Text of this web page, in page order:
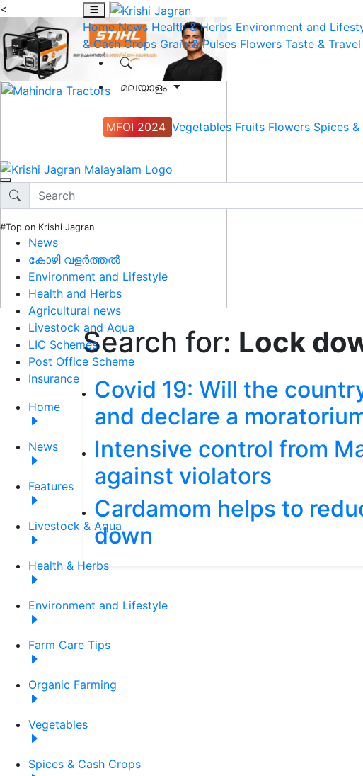
<
Home News Health & Herbs Environment and
& Cash Crops Grain & Pulses Flowers Taste & Travel
മലയാളം
MFOI 2024 Vegetables Fruits Flowers Spices
#Top on Krishi Jagran
News
കോഴി വളർത്തൽ
Environment and Lifestyle
Health and Herbs
Agricultural news
Livestock and Aqua
LIC Schemes
Post Office Scheme
Insurance
Home
News
Features
Livestock & Aqua
Health & Herbs
Environment and Lifestyle
Farm Care Tips
Organic Farming
Vegetables
Spices & Cash Crops
Search for: Lock
Covid 19: Will the
and declare a
Intensive control from
against violators
Cardamom helps to
down